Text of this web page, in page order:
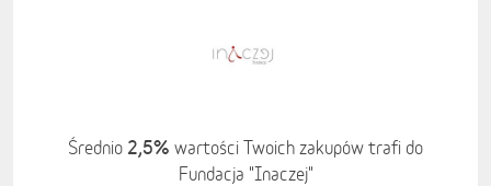
Średnio 2,5% wartości Twoich zakupów trafi do
Fundacja "Inaczej"